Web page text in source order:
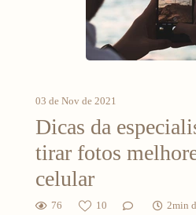
03 de Nov de 2021
Dicas da
tirar fotos
celular
76 10 2min